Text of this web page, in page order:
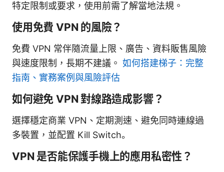
特定限制或要求，使用前需了解當地法規。
使用免費 VPN 的風險？
免費 VPN 常伴隨流量上限、廣告、資料販售風險
與速度限制，長期不建議。 如何搭建梯子：完整
指南、實務案例與風險評估
如何避免 VPN 對線路造成影響？
選擇穩定商業 VPN、定期測速、避免同時連線過
多裝置，並配置 Kill Switch。
VPN 是否能保護手機上的應用私密性？